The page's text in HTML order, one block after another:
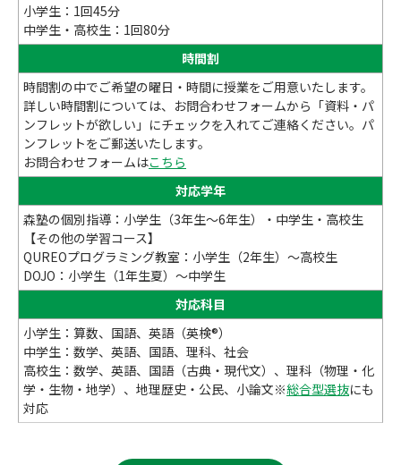
小学生：1回45分
中学生・高校生：1回80分
時間割
時間割の中でご希望の曜日・時間に授業をご用意いたします。
詳しい時間割については、お問合わせフォームから「資料・パ
ンフレットが欲しい」にチェックを入れてご連絡ください。パ
ンフレットをご郵送いたします。
お問合わせフォームはこちら
対応学年
森塾の個別指導：小学生（3年生～6年生）・中学生・高校生
【その他の学習コース】
QUREOプログラミング教室：小学生（2年生）～高校生
DOJO：小学生（1年生夏）～中学生
対応科目
小学生：算数、国語、英語（英検®）
中学生：数学、英語、国語、理科、社会
高校生：数学、英語、国語（古典・現代文）、理科（物理・化
学・生物・地学）、地理歴史・公民、小論文※総合型選抜にも
対応